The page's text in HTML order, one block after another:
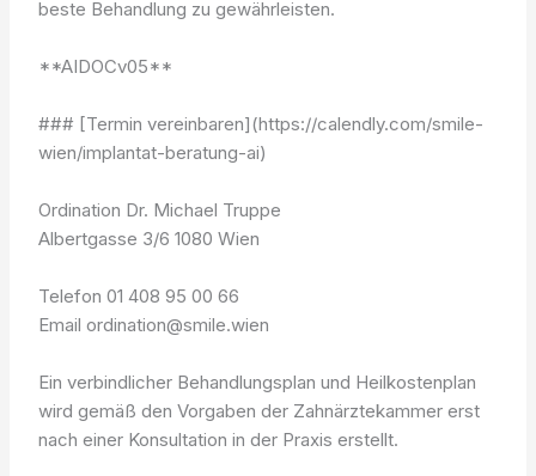
beste Behandlung zu gewährleisten.
**AIDOCv05**
### [Termin vereinbaren](https://calendly.com/smile-
wien/implantat-beratung-ai)
Ordination Dr. Michael Truppe
Albertgasse 3/6 1080 Wien
Telefon 01 408 95 00 66
Email ordination@smile.wien
Ein verbindlicher Behandlungsplan und Heilkostenplan
wird gemäß den Vorgaben der Zahnärztekammer erst
nach einer Konsultation in der Praxis erstellt.